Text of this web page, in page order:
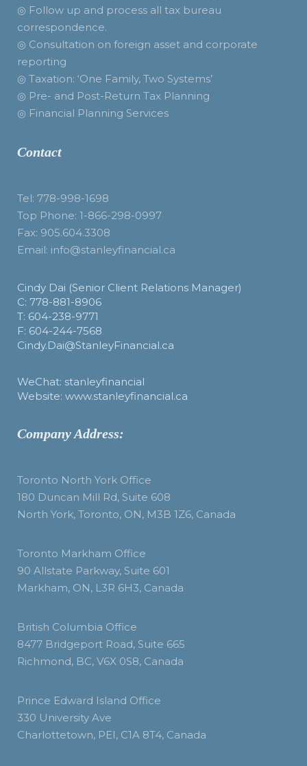
◎ Follow up and process all tax bureau
correspondence.
◎ Consultation on foreign asset and corporate
reporting
◎ Taxation: ‘One Family, Two Systems’
◎ Pre- and Post-Return Tax Planning
◎ Financial Planning Services
Contact
Tel: 778-998-1698
Top Phone: 1-866-298-0997
Fax: 905.604.3308
Email: info@stanleyfinancial.ca
Cindy Dai (Senior Client Relations Manager)
C: 778-881-8906
T: 604-238-9771
F: 604-244-7568
Cindy.Dai@StanleyFinancial.ca
WeChat: stanleyfinancial
Website: www.stanleyfinancial.ca
Company Address:
Toronto North York Office
180 Duncan Mill Rd, Suite 608
North York, Toronto, ON, M3B 1Z6, Canada
Toronto Markham Office
90 Allstate Parkway, Suite 601
Markham, ON, L3R 6H3, Canada
British Columbia Office
8477 Bridgeport Road, Suite 665
Richmond, BC, V6X 0S8, Canada
Prince Edward Island Office
330 University Ave
Charlottetown, PEI, C1A 8T4, Canada